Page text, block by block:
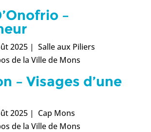
–
2025 | Salle aux Piliers
de la Ville de Mons
– Visages d’une
2025 | Cap Mons
de la Ville de Mons